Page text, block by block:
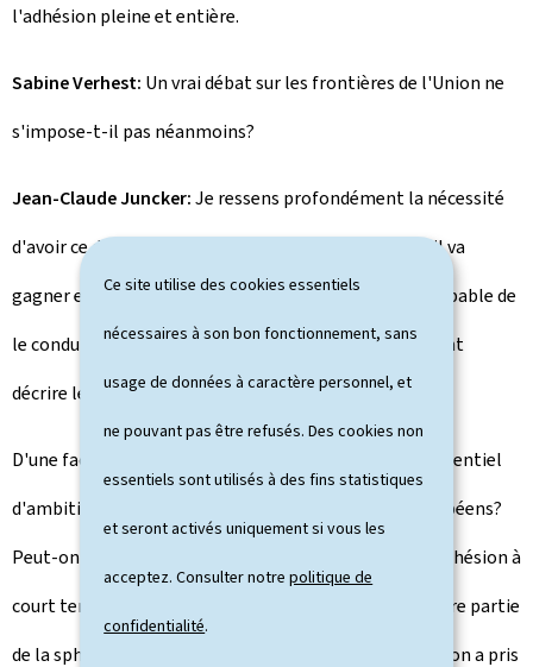
Ce site utilise des cookies essentiels
nécessaires à son bon fonctionnement, sans
usage de données à caractère personnel, et
ne pouvant pas être refusés. Des cookies non
essentiels sont utilisés à des fins statistiques
et seront activés uniquement si vous les
acceptez. Consulter notrepolitique de
confidentialité.
l'adhésion pleine et entière.
Sabine Verhest: Un vrai débat sur les frontières de l'Union ne
s'impose-t-il pas néanmoins?
Jean-Claude Juncker:Je ressens profondément la nécessité
d'avoir ce débat mais, en dépit du pressentiment qu'il va
gagner en couleurs, j'avoue que je suis aujourd'hui incapable de
le conduire de façon conclusive. Je ne sais pas comment
décrire les frontières de l'Europe.
D'une façon exclusivement géographique? Par le différentiel
d'ambition qui peut exister entre différents pays européens?
Peut-on dire que l'Ukraine, dont je ne souhaite pas l'adhésion à
court terme, est un pays qui n'aurait pas vocation à faire partie
de la sphère de solidarité européenne? Difficile lorsqu'on a pris